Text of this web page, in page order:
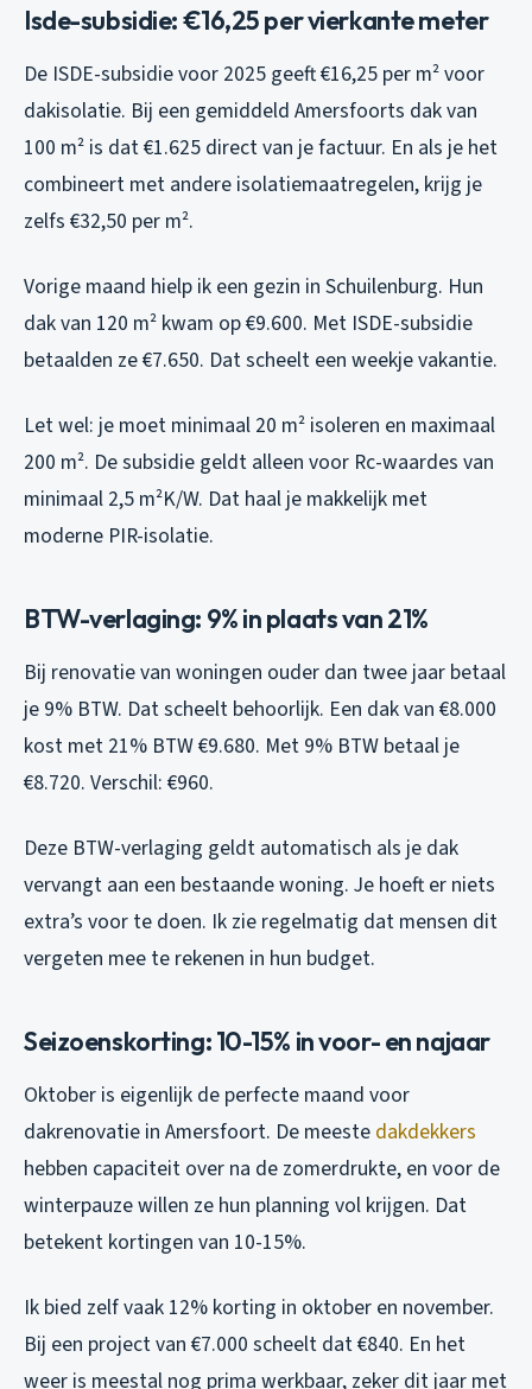
Isde-subsidie: €16,25 per vierkante meter
De ISDE-subsidie voor 2025 geeft €16,25 per m² voor
dakisolatie. Bij een gemiddeld Amersfoorts dak van
100 m² is dat €1.625 direct van je factuur. En als je het
combineert met andere isolatiemaatregelen, krijg je
zelfs €32,50 per m².
Vorige maand hielp ik een gezin in Schuilenburg. Hun
dak van 120 m² kwam op €9.600. Met ISDE-subsidie
betaalden ze €7.650. Dat scheelt een weekje vakantie.
Let wel: je moet minimaal 20 m² isoleren en maximaal
200 m². De subsidie geldt alleen voor Rc-waardes van
minimaal 2,5 m²K/W. Dat haal je makkelijk met
moderne PIR-isolatie.
BTW-verlaging: 9% in plaats van 21%
Bij renovatie van woningen ouder dan twee jaar betaal
je 9% BTW. Dat scheelt behoorlijk. Een dak van €8.000
kost met 21% BTW €9.680. Met 9% BTW betaal je
€8.720. Verschil: €960.
Deze BTW-verlaging geldt automatisch als je dak
vervangt aan een bestaande woning. Je hoeft er niets
extra’s voor te doen. Ik zie regelmatig dat mensen dit
vergeten mee te rekenen in hun budget.
Seizoenskorting: 10-15% in voor- en najaar
Oktober is eigenlijk de perfecte maand voor
dakrenovatie in Amersfoort. De meeste dakdekkers
hebben capaciteit over na de zomerdrukte, en voor de
winterpauze willen ze hun planning vol krijgen. Dat
betekent kortingen van 10-15%.
Ik bied zelf vaak 12% korting in oktober en november.
Bij een project van €7.000 scheelt dat €840. En het
weer is meestal nog prima werkbaar, zeker dit jaar met